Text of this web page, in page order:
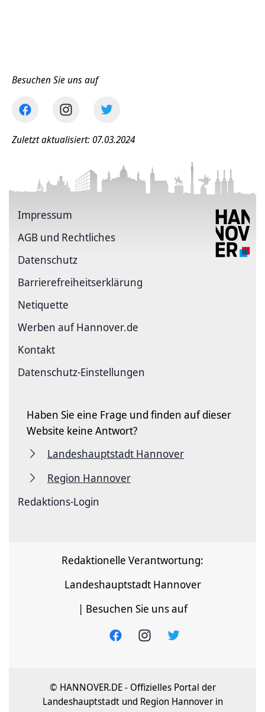
Besuchen Sie uns auf
Zuletzt aktualisiert: 07.03.2024
Impressum
AGB und Rechtliches
Datenschutz
Barriere­freiheits­erklärung
Netiquette
Werben auf Hannover.de
Kontakt
Datenschutz-Einstellungen
Haben Sie eine Frage und finden auf dieser
Website keine Antwort?
Landeshauptstadt Hannover
Region Hannover
Redaktions-Login
Redaktionelle Verantwortung:
Landeshauptstadt Hannover
| Besuchen Sie uns auf
© HANNOVER.DE - Offizielles Portal der
Landeshauptstadt und Region Hannover in